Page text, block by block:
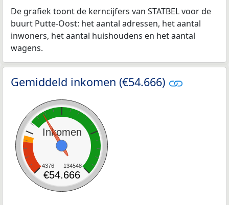
De grafiek toont de kerncijfers van STATBEL voor de
buurt Putte-Oost: het aantal adressen, het aantal
inwoners, het aantal huishoudens en het aantal
wagens.
Gemiddeld inkomen (€54.666)
Inkomen
4376 134548
€54.666